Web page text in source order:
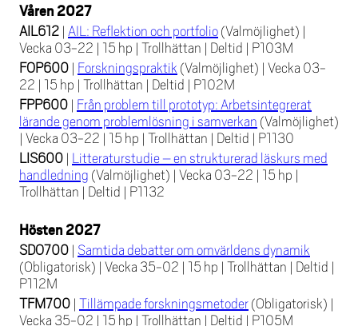
Våren 2027
AIL612 | AIL: Reflektion och portfolio (Valmöjlighet) |
Vecka 03-22 | 15 hp | Trollhättan | Deltid | P103M
FOP600 | Forskningspraktik (Valmöjlighet) | Vecka 03-
22 | 15 hp | Trollhättan | Deltid | P102M
FPP600 | Från problem till prototyp: Arbetsintegrerat
lärande genom problemlösning i samverkan (Valmöjlighet)
| Vecka 03-22 | 15 hp | Trollhättan | Deltid | P1130
LIS600 | Litteraturstudie – en strukturerad läskurs med
handledning (Valmöjlighet) | Vecka 03-22 | 15 hp |
Trollhättan | Deltid | P1132
Hösten 2027
SDO700 | Samtida debatter om omvärldens dynamik
(Obligatorisk) | Vecka 35-02 | 15 hp | Trollhättan | Deltid |
P112M
TFM700 | Tillämpade forskningsmetoder (Obligatorisk) |
Vecka 35-02 | 15 hp | Trollhättan | Deltid | P105M